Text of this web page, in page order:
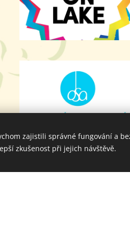
zajistili správné fungování a
zkušenost při jejich návštěvě.